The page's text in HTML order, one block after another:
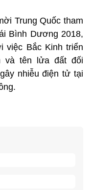
Trung Quốc tham
Bình Dương 2018,
việc Bắc Kinh triển
và tên lửa đất đối
nhiễu điện tử tại